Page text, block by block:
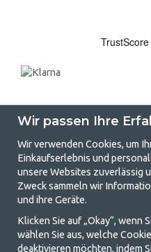
Camping und
Camping kann entweder ein
Familie für ein gemeinsames
Wir passen Ihre
Wir verwenden Cookies, um
Einkaufserlebnis und
unsere Websites zuverlässig
Zweck sammeln wir
und ihre Geräte.
Klicken Sie auf „Okay“, wenn
wählen Sie aus, welche
deaktivieren möchten, indem